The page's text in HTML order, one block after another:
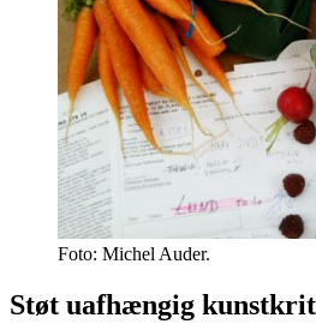
Foto: Michel Auder.
Støt uafhængig